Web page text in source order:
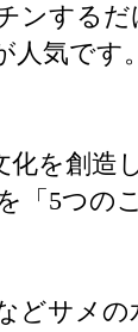
ンするだ
気です。
を創造
5つの
サメの